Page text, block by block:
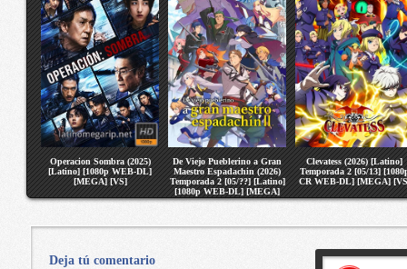
Operacion Sombra (2025)
[Latino] [1080p WEB-DL]
[MEGA] [VS]
De Viejo Pueblerino a Gran
Maestro Espadachin (2026)
Temporada 2 [05/??] [Latino]
[1080p WEB-DL] [MEGA]
[VS]
Clevatess (2026) [Latino]
Temporada 2 [05/13]
CR WEB-DL] [MEGA]
Deja tú comentario